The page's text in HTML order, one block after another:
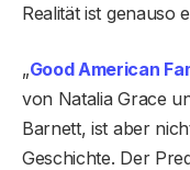
Realität ist genauso
„Good American
von Natalia Grace
Barnett, ist aber
Geschichte. Der